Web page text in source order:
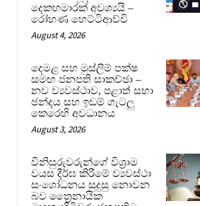
දෙකහමාරක් අවශ්‍යයි –
රෝහණ හෙට්ටිආච්චි
August 4, 2026
දෙමළ සහ මුස්ලිම් පක්ෂ
සමඟ ජනපති සාකච්ඡා –
නව ව්‍යවස්ථාව, පළාත් සභා
ඡන්දය සහ ඉඩම් ගැටලු
කෙරෙහි අවධානය
August 3, 2026
විනිසුරුවරුන්ගේ විශ්‍රාම
වයස දීර්ඝ කිරීමේ ව්‍යවස්ථා
සංශෝධනය සුදුසු නොවන
බව ත්‍රෛනායික